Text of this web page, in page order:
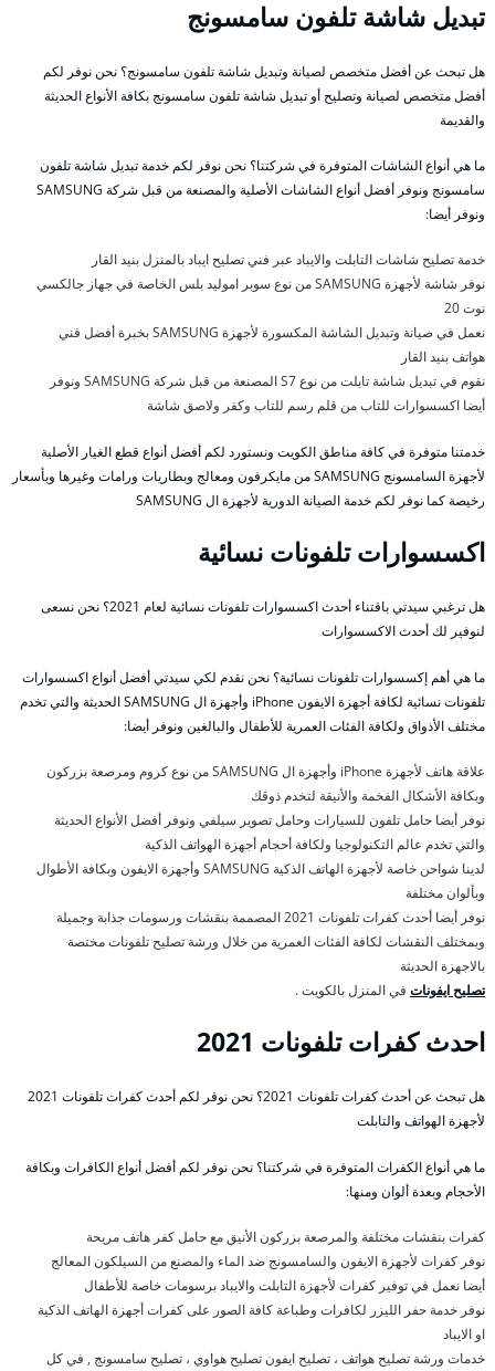
تبديل شاشة تلفون سامسونج
هل تبحث عن أفضل متخصص لصيانة وتبديل شاشة تلفون سامسونج؟ نحن نوفر لكم
أفضل متخصص لصيانة وتصليح أو تبديل شاشة تلفون سامسونج بكافة الأنواع الحديثة
والقديمة
ما هي أنواع الشاشات المتوفرة في شركتنا؟ نحن نوفر لكم خدمة تبديل شاشة تلفون
سامسونج ونوفر أفضل أنواع الشاشات الأصلية والمصنعة من قبل شركة SAMSUNG
ونوفر أيضا:
خدمة تصليح شاشات التابلت والايباد عبر فني تصليح ايباد بالمنزل بنيد القار
نوفر شاشة لأجهزة SAMSUNG من نوع سوبر اموليد بلس الخاصة في جهاز جالكسي
نوت 20
نعمل في صيانة وتبديل الشاشة المكسورة لأجهزة SAMSUNG بخبرة أفضل فني
هواتف بنيد القار
نقوم في تبديل شاشة تابلت من نوع S7 المصنعة من قبل شركة SAMSUNG ونوفر
أيضا اكسسوارات للتاب من قلم رسم للتاب وكفر ولاصق شاشة
خدمتنا متوفرة في كافة مناطق الكويت ونستورد لكم أفضل أنواع قطع الغيار الأصلية
لأجهزة السامسونج SAMSUNG من مايكرفون ومعالج وبطاريات ورامات وغيرها وبأسعار
رخيصة كما نوفر لكم خدمة الصيانة الدورية لأجهزة ال SAMSUNG
اكسسوارات تلفونات نسائية
هل ترغبي سيدتي باقتناء أحدث اكسسوارات تلفونات نسائية لعام 2021؟ نحن نسعى
لنوفير لك أحدث الاكسسوارات
ما هي أهم إكسسوارات تلفونات نسائية؟ نحن نقدم لكي سيدتي أفضل أنواع اكسسوارات
تلفونات نسائية لكافة أجهزة الايفون iPhone وأجهزة ال SAMSUNG الحديثة والتي تخدم
مختلف الأذواق ولكافة الفئات العمرية للأطفال والبالغين ونوفر أيضا:
علاقة هاتف لأجهزة iPhone وأجهزة ال SAMSUNG من نوع كروم ومرصعة بزركون
وبكافة الأشكال الفخمة والأنيقة لتخدم ذوقك
نوفر أيضا حامل تلفون للسيارات وحامل تصوير سيلفي ونوفر أفضل الأنواع الحديثة
والتي تخدم عالم التكنولوجيا ولكافة أحجام أجهزة الهواتف الذكية
لدينا شواحن خاصة لأجهزة الهاتف الذكية SAMSUNG وأجهزة الايفون وبكافة الأطوال
وبألوان مختلفة
نوفر أيضا أحدث كفرات تلفونات 2021 المصممة بنقشات ورسومات جذابة وجميلة
وبمختلف النقشات لكافة الفئات العمرية من خلال ورشة تصليح تلفونات مختصة
بالاجهزة الحديثة
تصليح ايفونات في المنزل بالكويت .
احدث كفرات تلفونات 2021
هل تبحث عن أحدث كفرات تلفونات 2021؟ نحن نوفر لكم أحدث كفرات تلفونات 2021
لأجهزة الهواتف والتابلت
ما هي أنواع الكفرات المتوفرة في شركتنا؟ نحن نوفر لكم أفضل أنواع الكافرات وبكافة
الأحجام وبعدة ألوان ومنها:
كفرات بنقشات مختلفة والمرصعة بزركون الأنيق مع حامل كفر هاتف مريحة
نوفر كفرات لأجهزة الايفون والسامسونج ضد الماء والمصنع من السيلكون المعالج
أيضا نعمل في توفير كفرات لأجهزة التابلت والايباد برسومات خاصة للأطفال
نوفر خدمة حفر الليزر لكافرات وطباعة كافة الصور على كفرات أجهزة الهاتف الذكية
او الايباد
خدمات ورشة تصليح هواتف ، تصليح ايفون تصليح هواوي ، تصليح سامسونج , في كل